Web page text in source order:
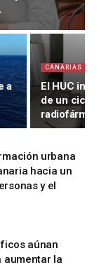
a
CANARIAS
El HUC
de un
urbana
hacia un
y el
aúnan
aumentar la